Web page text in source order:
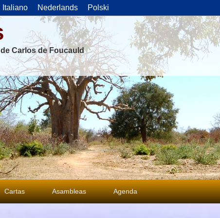
Italiano Nederlands Polski
Carlos de Foucauld
Cartas Asambleas Agenda